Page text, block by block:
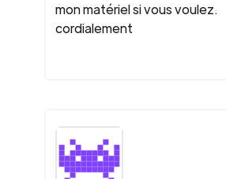
mon matériel si vous voulez.
cordialement